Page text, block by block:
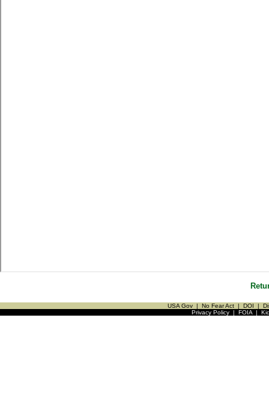
USA Gov | No Fear Act | DOI |
Privacy Policy| FOIA|